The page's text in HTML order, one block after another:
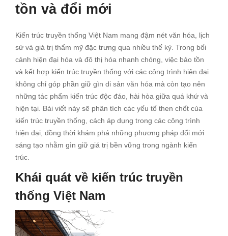
tồn và đổi mới
Kiến trúc truyền thống Việt Nam mang đậm nét văn hóa, lịch
sử và giá trị thẩm mỹ đặc trưng qua nhiều thế kỷ. Trong bối
cảnh hiện đại hóa và đô thị hóa nhanh chóng, việc bảo tồn
và kết hợp kiến trúc truyền thống với các công trình hiện đại
không chỉ góp phần giữ gìn di sản văn hóa mà còn tạo nên
những tác phẩm kiến trúc độc đáo, hài hòa giữa quá khứ và
hiện tại. Bài viết này sẽ phân tích các yếu tố then chốt của
kiến trúc truyền thống, cách áp dụng trong các công trình
hiện đại, đồng thời khám phá những phương pháp đổi mới
sáng tạo nhằm gìn giữ giá trị bền vững trong ngành kiến
trúc.
Khái quát về kiến trúc truyền
thống Việt Nam